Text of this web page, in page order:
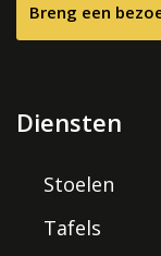
Breng een
Diensten
Stoelen
Tafels